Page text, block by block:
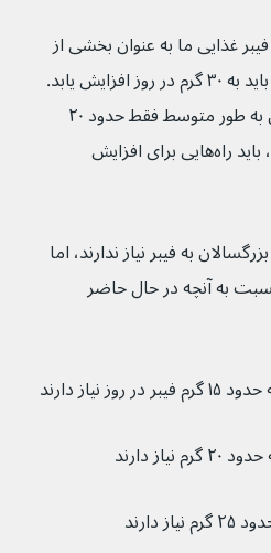
باید به ۳۰ گرم در روز افزایش یابد.
گرم در روز مصرف می‌کنند، باید راه‌هایی برای افزایش
به فیبر نیاز ندارند، اما
به آنچه در حال حاضر
گرم فیبر در روز نیاز دارند
۲۰ گرم نیاز دارند
نیاز دارند